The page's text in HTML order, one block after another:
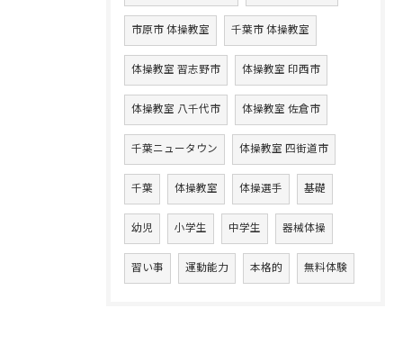
市原市 体操教室 千葉市 体操教室
体操教室 習志野市 体操教室 印西市
体操教室 八千代市 体操教室 佐倉市
千葉ニュータウン 体操教室 四街道市
千葉 体操教室 体操選手 基礎
幼児 小学生 中学生 器械体操
習い事 運動能力 本格的 無料体験